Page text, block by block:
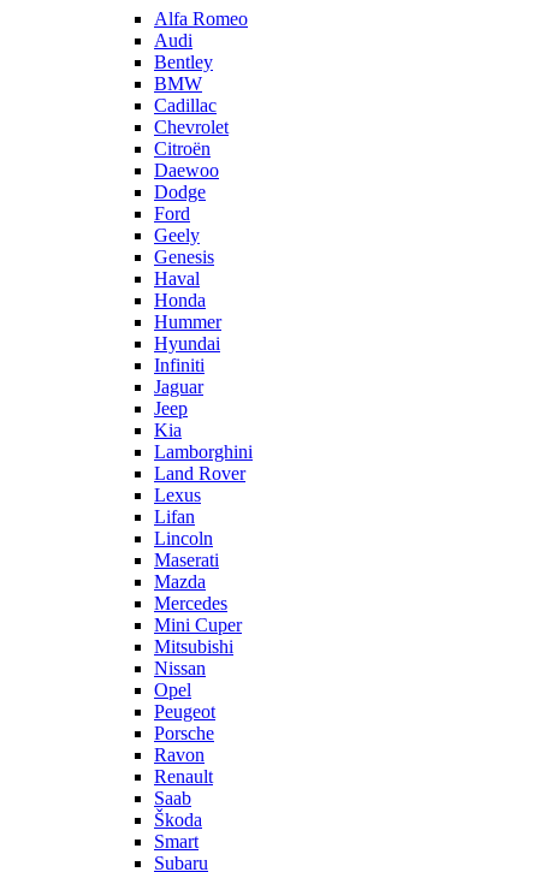
Alfa Romeo
Audi
Bentley
BMW
Cadillac
Chevrolet
Citroën
Daewoo
Dodge
Ford
Geely
Genesis
Haval
Honda
Hummer
Hyundai
Infiniti
Jaguar
Jeep
Kia
Lamborghini
Land Rover
Lexus
Lifan
Lincoln
Maserati
Mazda
Mercedes
Mini Cuper
Mitsubishi
Nissan
Opel
Peugeot
Porsche
Ravon
Renault
Saab
Škoda
Smart
Subaru